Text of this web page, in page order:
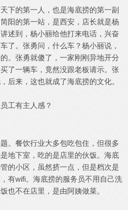
下的第一人，也是海底捞的第一副
阳的第一站，是西安，店长就是杨
述到，杨小丽给他打来电话，兴奋
了。张勇问，什么车？杨小丽说，
。张勇就傻了，一家刚刚异地开分
了一辆车，竟然没跟老板请示。张
后来，这也就成了海底捞的文化。
工有主人感？
。餐饮行业大多包吃包住，但很多
地下室，吃的是店里的伙饭。海底
的小区，虽然挤一点，但是档次是
有wifi。海底捞的服务员不用自己洗
也不在店里，是由阿姨做菜。